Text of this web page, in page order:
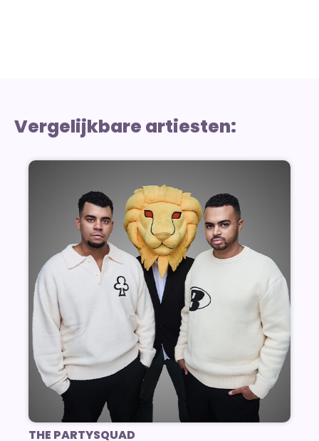
Vergelijkbare artiesten:
THE PARTYSQUAD